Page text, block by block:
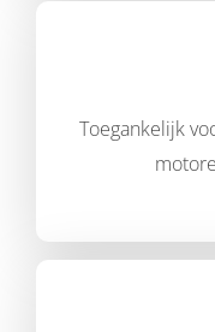
Toegankelijk